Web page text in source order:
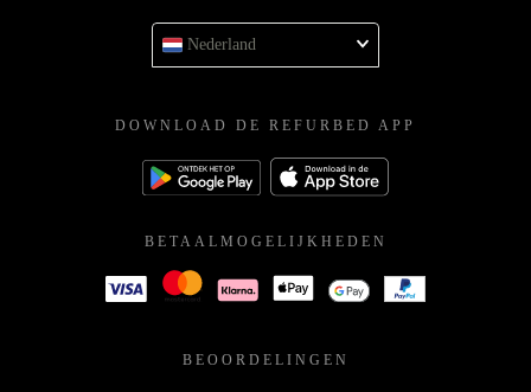
Nederland
DOWNLOAD DE REFURBED APP
BETAALMOGELIJKHEDEN
BEOORDELINGEN